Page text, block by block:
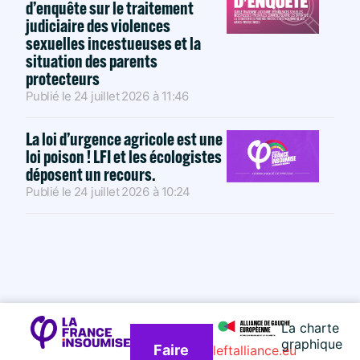
d’enquête sur le traitement
judiciaire des violences
sexuelles incestueuses et la
situation des parents
protecteurs
Publié le 24 juillet 2026 à 11:46
La loi d’urgence agricole est une
loi poison ! LFI et les écologistes
déposent un recours.
Publié le 24 juillet 2026 à 10:24
Faire
La charte
graphique
leftalliance.eu